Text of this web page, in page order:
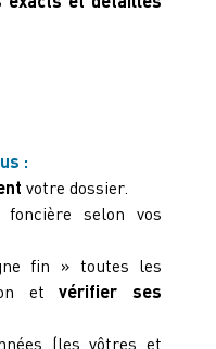
:
votre dossier.
selon vos
fin » toutes les
etvérifier ses
(les vôtres et